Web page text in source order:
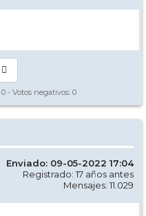
0 - Votos negativos: 0
Enviado: 09-05-2022 17:04
Registrado: 17 años antes
Mensajes: 11.029